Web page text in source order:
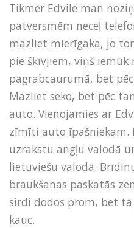
Tikmēr Edvile man
patversmēm neceļ
mazliet mierīgaka, jo
pie šķīvjiem, viņš iemūk
pagrabcaurumā, bet
Mazliet seko, bet pēc
auto. Vienojamies ar
zīmīti auto īpašniekam.
uzrakstu angļu valodā
lietuviešu valodā.
braukšanas paskatās
sirdi dodos prom, bet
kauc.